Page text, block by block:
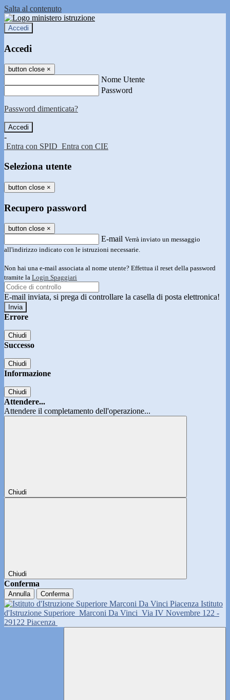
Salta al contenuto
Accedi
Accedi
button close ×
Nome Utente
Password
Password dimenticata?
-
Entra con SPID Entra con CIE
Seleziona utente
button close ×
Recupero password
button close ×
E-mail Verrà inviato un messaggio
all'indirizzo indicato con le istruzioni necessarie.
Non hai una e-mail associata al nome utente? Effettua il reset della password
tramite la Login Spaggiari
E-mail inviata, si prega di controllare la casella di posta elettronica!
Errore
Chiudi
Successo
Chiudi
Informazione
Chiudi
Attendere...
Attendere il completamento dell'operazione...
Chiudi
Chiudi
Conferma
Annulla Conferma
Istituto
d'Istruzione Superiore Marconi Da Vinci Via IV Novembre 122 -
29122 Piacenza